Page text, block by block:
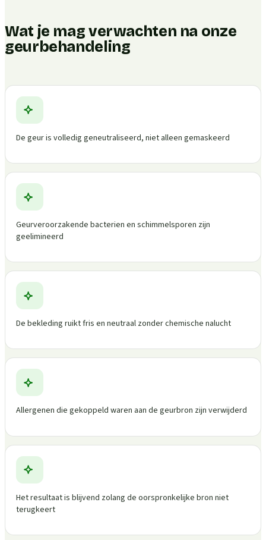
Wat je mag verwachten na onze
geurbehandeling
De geur is volledig geneutraliseerd, niet alleen gemaskeerd
Geurveroorzakende bacterien en schimmelsporen zijn
geelimineerd
De bekleding ruikt fris en neutraal zonder chemische nalucht
Allergenen die gekoppeld waren aan de geurbron zijn verwijderd
Het resultaat is blijvend zolang de oorspronkelijke bron niet
terugkeert